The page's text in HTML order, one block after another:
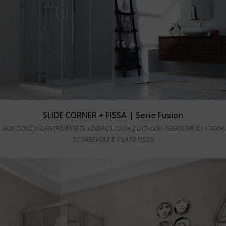
Leggi tutto
SLIDE CORNER + FISSA | Serie Fusion
BOX DOCCIA CENTRO PARETE COMPOSTO DA 2 LATI CON APERTURA AD 1 ANTA
SCORREVOLE E 1 LATO FISSO